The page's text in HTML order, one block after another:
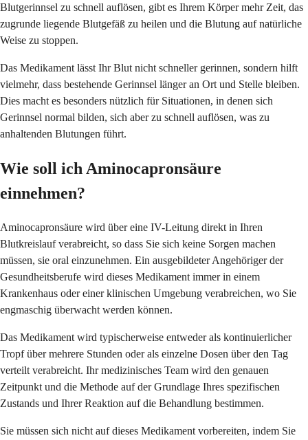
Blutgerinnsel zu schnell auflösen, gibt es Ihrem Körper mehr Zeit, das
zugrunde liegende Blutgefäß zu heilen und die Blutung auf natürliche
Weise zu stoppen.
Das Medikament lässt Ihr Blut nicht schneller gerinnen, sondern hilft
vielmehr, dass bestehende Gerinnsel länger an Ort und Stelle bleiben.
Dies macht es besonders nützlich für Situationen, in denen sich
Gerinnsel normal bilden, sich aber zu schnell auflösen, was zu
anhaltenden Blutungen führt.
Wie soll ich Aminocapronsäure
einnehmen?
Aminocapronsäure wird über eine IV-Leitung direkt in Ihren
Blutkreislauf verabreicht, so dass Sie sich keine Sorgen machen
müssen, sie oral einzunehmen. Ein ausgebildeter Angehöriger der
Gesundheitsberufe wird dieses Medikament immer in einem
Krankenhaus oder einer klinischen Umgebung verabreichen, wo Sie
engmaschig überwacht werden können.
Das Medikament wird typischerweise entweder als kontinuierlicher
Tropf über mehrere Stunden oder als einzelne Dosen über den Tag
verteilt verabreicht. Ihr medizinisches Team wird den genauen
Zeitpunkt und die Methode auf der Grundlage Ihres spezifischen
Zustands und Ihrer Reaktion auf die Behandlung bestimmen.
Sie müssen sich nicht auf dieses Medikament vorbereiten, indem Sie